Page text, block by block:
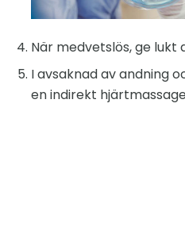
När medvetslös, ge lukt
I avsaknad av andning
en indirekt